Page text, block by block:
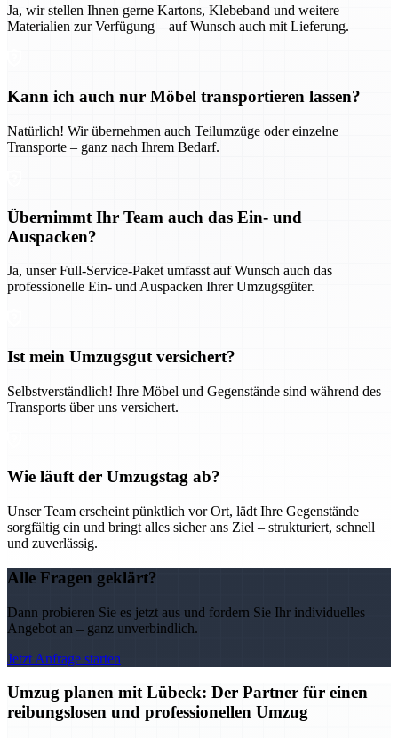
Ja, wir stellen Ihnen gerne Kartons, Klebeband und weitere
Materialien zur Verfügung – auf Wunsch auch mit Lieferung.
Kann ich auch nur Möbel transportieren lassen?
Natürlich! Wir übernehmen auch Teilumzüge oder einzelne
Transporte – ganz nach Ihrem Bedarf.
Übernimmt Ihr Team auch das Ein- und
Auspacken?
Ja, unser Full-Service-Paket umfasst auf Wunsch auch das
professionelle Ein- und Auspacken Ihrer Umzugsgüter.
Ist mein Umzugsgut versichert?
Selbstverständlich! Ihre Möbel und Gegenstände sind während des
Transports über uns versichert.
Wie läuft der Umzugstag ab?
Unser Team erscheint pünktlich vor Ort, lädt Ihre Gegenstände
sorgfältig ein und bringt alles sicher ans Ziel – strukturiert, schnell
und zuverlässig.
Alle Fragen geklärt?
Dann probieren Sie es jetzt aus und fordern Sie Ihr individuelles
Angebot an – ganz unverbindlich.
Jetzt Anfrage starten
Umzug planen mit Lübeck: Der Partner für einen
reibungslosen und professionellen Umzug